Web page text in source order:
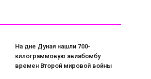
На дне Дуная нашли 700-
килограммовую авиабомбу
времен Второй мировой войны